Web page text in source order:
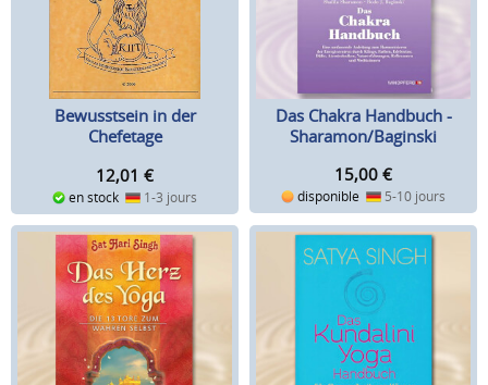
Bewusstsein in der
Chefetage
12,01 €
en stock 1-3 jours
Das Chakra Handbuch -
Sharamon/Baginski
15,00 €
disponible 5-10 jours